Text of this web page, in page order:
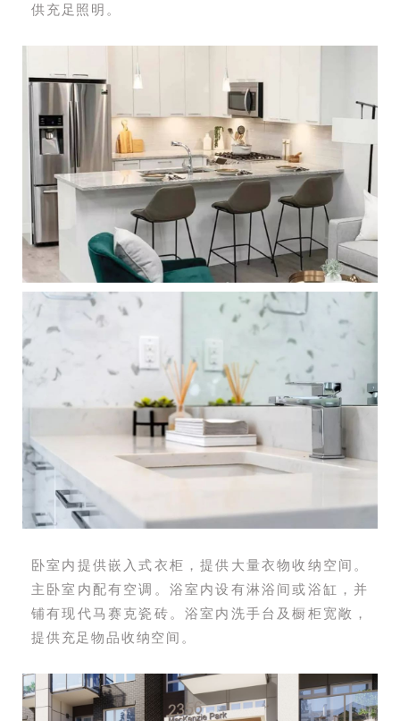
供充足照明。
卧室内提供嵌入式衣柜，提供大量衣物收纳空间。
主卧室内配有空调。浴室内设有淋浴间或浴缸，并
铺有现代马赛克瓷砖 。浴室内洗手台及橱柜宽敞，
提供充足物品收纳空间。